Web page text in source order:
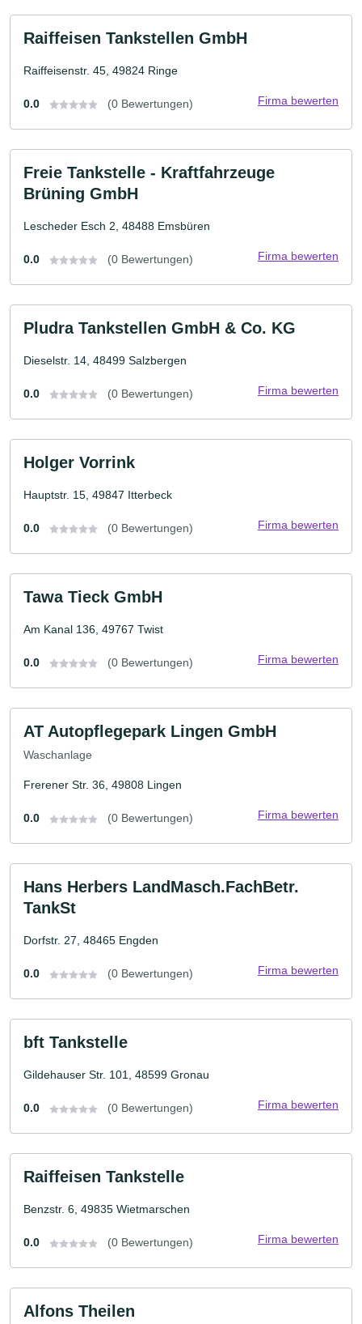
Raiffeisen Tankstellen GmbH
Raiffeisenstr. 45, 49824 Ringe
0.0 (0 Bewertungen) Firma bewerten
Freie Tankstelle - Kraftfahrzeuge
Brüning GmbH
Lescheder Esch 2, 48488 Emsbüren
0.0 (0 Bewertungen) Firma bewerten
Pludra Tankstellen GmbH & Co. KG
Dieselstr. 14, 48499 Salzbergen
0.0 (0 Bewertungen) Firma bewerten
Holger Vorrink
Hauptstr. 15, 49847 Itterbeck
0.0 (0 Bewertungen) Firma bewerten
Tawa Tieck GmbH
Am Kanal 136, 49767 Twist
0.0 (0 Bewertungen) Firma bewerten
AT Autopflegepark Lingen GmbH
Waschanlage
Frerener Str. 36, 49808 Lingen
0.0 (0 Bewertungen) Firma bewerten
Hans Herbers LandMasch.FachBetr.
TankSt
Dorfstr. 27, 48465 Engden
0.0 (0 Bewertungen) Firma bewerten
bft Tankstelle
Gildehauser Str. 101, 48599 Gronau
0.0 (0 Bewertungen) Firma bewerten
Raiffeisen Tankstelle
Benzstr. 6, 49835 Wietmarschen
0.0 (0 Bewertungen) Firma bewerten
Alfons Theilen